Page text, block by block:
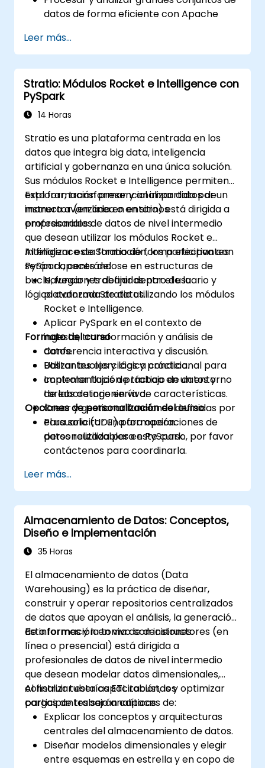
datos de forma eficiente con Apache
Visualizar big data en un entorno
colaborativo.
Integrar Apache Spark con herramientas
basadas en la nube.
Leer más...
Stratio: Módulos Rocket e Intelligence con
PySpark
14 Horas
Stratio es una plataforma centrada en los
datos que integra big data, inteligencia
artificial y gobernanza en una única solución.
Sus módulos Rocket e Intelligence permiten
explorar, transformar y analizar datos de
manera avanzada en entornos
empresariales.
Esta formación presencial impartida por un
instructor (en línea o en sitio) está dirigida a
profesionales de datos de nivel intermedio
que desean utilizar los módulos Rocket e
Intelligence de Stratio de forma efectiva con
PySpark, centrándose en estructuras de
bucle, funciones definidas por el usuario y
lógica avanzada de datos.
Al finalizar esta formación, los participantes
serán capaces de:
Navegar y trabajar dentro de la
plataforma Stratio utilizando los módulos
Rocket e Intelligence.
Aplicar PySpark en el contexto de
ingesta, transformación y análisis de
datos.
Utilizar bucles y lógica condicional para
controlar flujos de trabajo de datos y
tareas de ingeniería de características.
Crear y gestionar funciones definidas por
el usuario (UDF) para operaciones de
datos reutilizables en PySpark.
Formato del curso
Conferencia interactiva y discusión.
Bastantes ejercicios y práctica.
Implementación práctica en un entorno
de laboratorio en vivo.
Opciones de personalización del curso
Para solicitar una formación
personalizada para este curso, por favor
contáctenos para coordinarla.
Leer más...
Almacenamiento de Datos: Conceptos,
Diseño e Implementación
35 Horas
El almacenamiento de datos (Data
Warehousing) es la práctica de diseñar,
construir y operar repositorios centralizados
de datos que apoyan el análisis, la generación
de informes y la toma de decisiones.
Esta formación en vivo con instructores (en
línea o presencial) está dirigida a
profesionales de datos de nivel intermedio
que desean modelar datos dimensionales,
construir tuberías ETL robustas y optimizar
cargas de trabajo analíticas.
Al finalizar esta capacitación, los
participantes serán capaces de:
Explicar los conceptos y arquitecturas
centrales del almacenamiento de datos.
Diseñar modelos dimensionales y elegir
entre esquemas en estrella y en copo de